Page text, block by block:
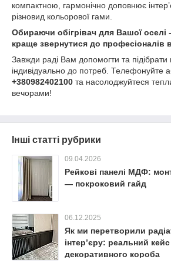
компактною, гармонічно доповнює
різновид кольорової гами.
Обираючи обігрівач для Вашої оселі
краще звернутися до професіоналів
Завжди раді Вам допомогти та підібрати
індивідуально до потреб. Телефонуйте
+380982402100 та насолоджуйтеся
вечорами!
Інші статті рубрики
09.04.2026
Рейкові панелі МДФ:
— покроковий гайд
06.12.2025
Як ми перетворили
інтер’єру: реальний
декоративного короба